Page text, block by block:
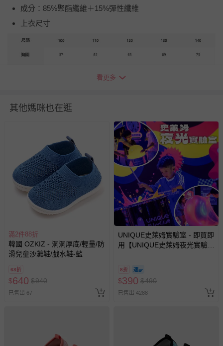
成分：85%聚酯纖維＋15%彈性纖維
上衣尺寸
下著尺寸
帽子尺寸
貼心小叮嚀
況各有不同，建議參考寶貝現有的衣物/鞋子尺寸做對照。
看更多
其他媽咪也在逛
滿2件88折
韓國 OZKIZ - 洞洞厚底/輕量/防
滑兒童沙灘鞋/戲水鞋-藍
68折
$640 $940
已售出 67
UNIQUE史萊姆實驗室 - 即買即
用【UNIQUE史萊姆夜光實驗室
人小孩均一價(3歲以上需購票))
8折
$390 $490
已售出 4288